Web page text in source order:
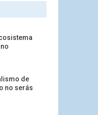
de
no serás